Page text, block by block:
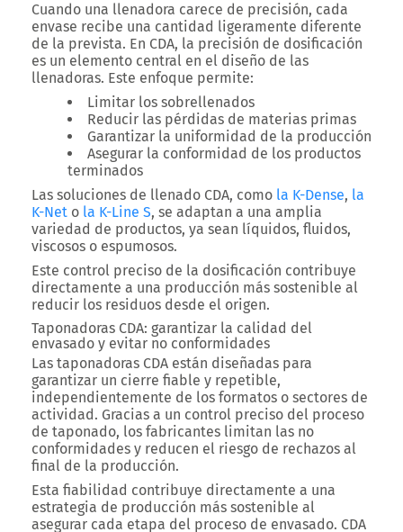
Cuando una llenadora carece de precisión, cada
envase recibe una cantidad ligeramente diferente
de la prevista. En CDA, la precisión de dosificación
es un elemento central en el diseño de las
llenadoras. Este enfoque permite:
Limitar los sobrellenados
Reducir las pérdidas de materias primas
Garantizar la uniformidad de la producción
Asegurar la conformidad de los productos
terminados
Las soluciones de llenado CDA, como la K-Dense, la
K-Net o la K-Line S, se adaptan a una amplia
variedad de productos, ya sean líquidos, fluidos,
viscosos o espumosos.
Este control preciso de la dosificación contribuye
directamente a una producción más sostenible al
reducir los residuos desde el origen.
Taponadoras CDA: garantizar la calidad del
envasado y evitar no conformidades
Las taponadoras CDA están diseñadas para
garantizar un cierre fiable y repetible,
independientemente de los formatos o sectores de
actividad. Gracias a un control preciso del proceso
de taponado, los fabricantes limitan las no
conformidades y reducen el riesgo de rechazos al
final de la producción.
Esta fiabilidad contribuye directamente a una
estrategia de producción más sostenible al
asegurar cada etapa del proceso de envasado. CDA